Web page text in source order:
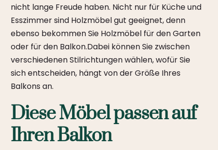
nicht lange Freude haben. Nicht nur für Küche und
Esszimmer sind Holzmöbel gut geeignet, denn
ebenso bekommen Sie Holzmöbel für den Garten
oder für den Balkon.Dabei können Sie zwischen
verschiedenen Stilrichtungen wählen, wofür Sie
sich entscheiden, hängt von der Größe Ihres
Balkons an.
Diese Möbel passen auf
Ihren Balkon